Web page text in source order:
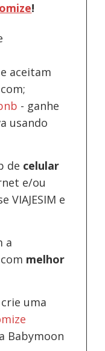
!
aceitam
- ganhe
usando
de celular
e/ou
VIAJESIM e
a
com melhor
crie uma
Babymoon